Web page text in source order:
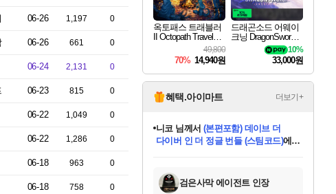
06-26 1,197 0
06-26 661 0
06-24 2,131 0
06-23 815 0
06-22 1,049 0
06-22 1,286 0
06-18 963 0
06-18 758 0
옥토패스 트래블러
II Octopath Traveler I
49,800
70% 14,940원
드래곤소드 어웨이
크닝 DragonSword A
10%
33,000원
혜택.아이마트 더보기+
교환.
당첨되셨습니다.
니코님께서 (본편포함) 데이브 더
다이버 인 더 정글 번들 (스팀코드)에
당첨되셨습니다.
당첨되셨습니다.
당첨되셨습니다.
당첨되셨습니다.
당첨되셨습니다.
에디션 (스팀코드)를 교환.
당첨되셨습니다.
검은사막 에이전트 인장